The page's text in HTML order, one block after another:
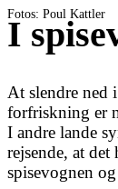
Fotos: Poul Kattler
I
At slendre ned
forfriskning er
I andre lande
rejsende, at
spisevognen